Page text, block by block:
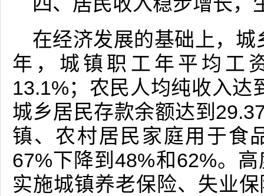
在经济发展的基础上，
年，城镇职工年平均工
13.1%；农民人均纯收入达
城乡居民存款余额达到
镇、农村居民家庭用于食
67%下降到48%和62%。
实施城镇养老保险、失业